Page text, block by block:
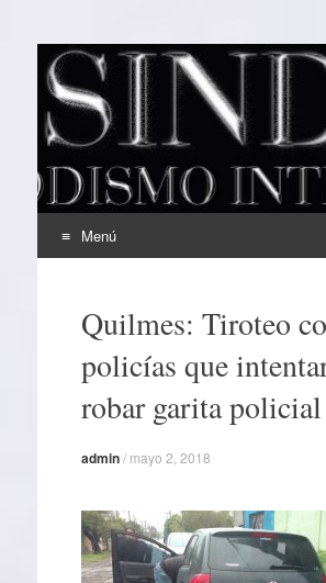
EL SINDICAL
Periodismo Inteligente
Menú
contenidoQuilmes: Tiroteo
policías que
robar garita policial
admin/ mayo 2, 2018